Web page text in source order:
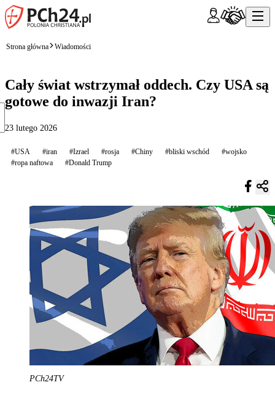
Strona główna Wiadomości
Cały świat wstrzymał oddech. Czy USA są
gotowe do inwazji Iran?
23 lutego 2026
#USA #iran #Izrael #rosja #Chiny #bliski wschód
#wojsko
#ropa naftowa
#Donald Trump
PCh24TV